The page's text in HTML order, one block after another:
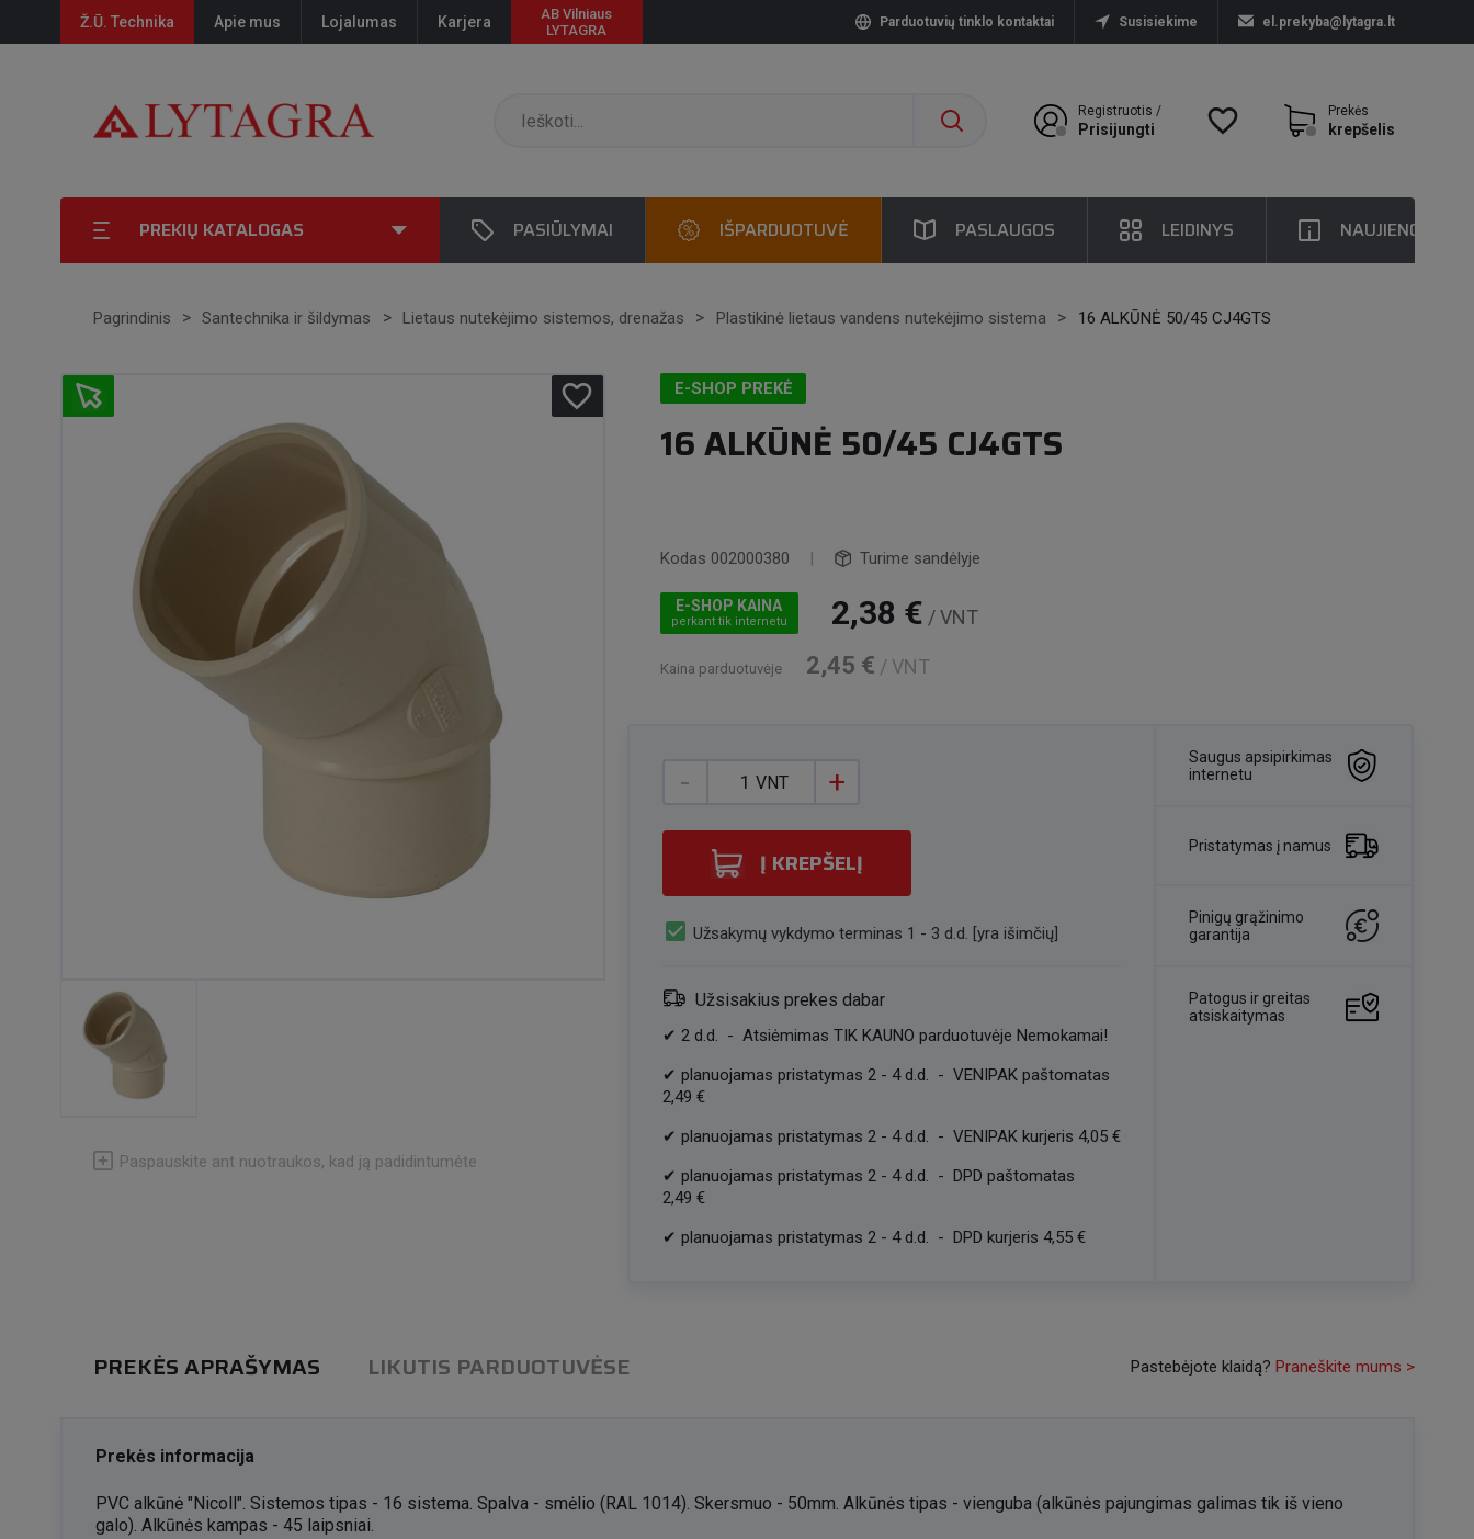
Ž.Ū. Technika Apie mus Lojalumas Karjera
AB Vilniaus
LYTAGRA
Parduotuvių tinklo kontaktai Susisiekime el.prekyba@lytagra.lt
Prekės
krepšelis
favorite_border
Registruotis /
Prisijungti
PREKIŲ KATALOGAS PASIŪLYMAI IŠPARDUOTUVĖ PASLAUGOS LEIDINYS NAUJIENOS
Pagrindinis Santechnika ir šildymas Lietaus nutekėjimo sistemos, drenažas Plastikinė lietaus vandens nutekėjimo sistema 16 ALKŪNĖ 50/45 CJ4GTS
favorite_border
Paspauskite ant nuotraukos, kad ją padidintumėte
E-SHOP PREKĖ
16 ALKŪNĖ 50/45 CJ4GTS
Kodas 002000380 | Turime sandėlyje
E-SHOP KAINA
perkant tik internetu 2,38 € / VNT
Kaina parduotuvėje 2,45 € / VNT
- +
VNT
Į KREPŠELĮ
check_box Užsakymų vykdymo terminas 1 - 3 d.d. [yra išimčių]
Užsisakius prekes dabar
✔ 2 d.d. - Atsiėmimas TIK KAUNO parduotuvėje Nemokamai!
✔ planuojamas pristatymas 2 - 4d.d. - VENIPAK paštomatas
2,49 €
✔ planuojamas pristatymas 2 - 4d.d. - VENIPAK kurjeris 4,05 €
✔ planuojamas pristatymas 2 - 4d.d. - DPD paštomatas
2,49 €
✔ planuojamas pristatymas 2 - 4d.d. - DPD kurjeris 4,55 €
Saugus apsipirkimas
internetu
Pristatymas į namus
Pinigų grąžinimo
garantija
Patogus ir greitas
atsiskaitymas
Pastebėjote klaidą? Praneškite mums >
PREKĖS APRAŠYMAS LIKUTIS PARDUOTUVĖSE
Prekės informacija
PVC alkūnė "Nicoll". Sistemos tipas - 16 sistema. Spalva - smėlio (RAL 1014). Skersmuo - 50mm. Alkūnės tipas - vienguba (alkūnės pajungimas galimas tik iš vieno
galo). Alkūnės kampas - 45 laipsniai.